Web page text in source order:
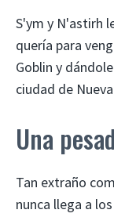
S'ym y N'astirh
quería para
Goblin y
ciudad de
Una
Tan extraño
nunca llega a